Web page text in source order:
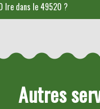
Ire dans le 49520 ?
Autres